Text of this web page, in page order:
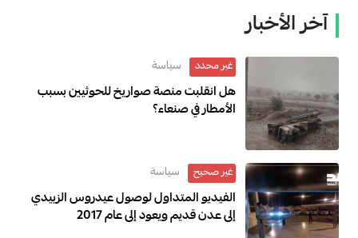
آخر الأخبار
غير محدد سياسة
هل انقلبت منصة صواريخ للحوثيين بسبب
الأمطار في صنعاء؟
غير صحيح سياسة
الفيديو المتداول لوصول عيدروس الزبيدي
إلى عدن قديم ويعود إلى عام 2017